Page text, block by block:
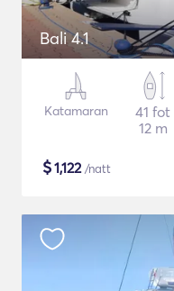
Bali 4.1
Katamaran
41 fot
12 m
$1,122/natt